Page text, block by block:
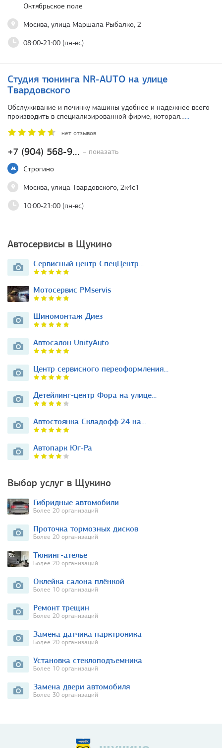
Октябрьское поле
Москва, улица Маршала Рыбалко, 2
08:00-21:00 (пн-вс)
Студия тюнинга NR-AUTO на улице
Твардовского
+7 (904) 568-9... – показать
Строгино
Москва, улица Твардовского, 2к4с1
10:00-21:00 (пн-вс)
Обслуживание и починку машины удобнее и надежнее всего
производить в специализированной фирме, которая…...
нет отзывов
Автосервисы в Щукино
Сервисный центр СпецЦентр…
Мотосервис PMservis
Шиномонтаж Диез
Автосалон UnityAuto
Центр сервисного переоформления…
Детейлинг-центр Фора на улице…
Автостоянка Складофф 24 на…
Автопарк Юг-Ра
Выбор услуг в Щукино
Гибридные автомобили
Более 20 организаций
Проточка тормозных дисков
Более 20 организаций
Тюнинг-ателье
Более 20 организаций
Оклейка салона плёнкой
Более 10 организаций
Ремонт трещин
Более 20 организаций
Замена датчика парктроника
Более 20 организаций
Установка стеклоподъемника
Более 10 организаций
Замена двери автомобиля
Более 30 организаций